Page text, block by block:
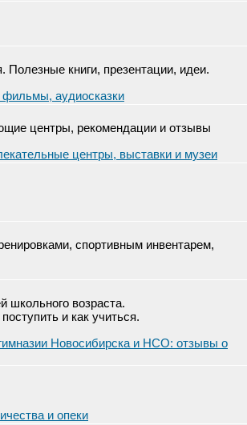
книги, презентации, идеи.
фильмы, аудиосказки
центры, рекомендации и отзывы
центры, выставки и музеи
спортивным инвентарем,
школьного возраста.
и как учиться.
Новосибирска и НСО: отзывы о
и опеки